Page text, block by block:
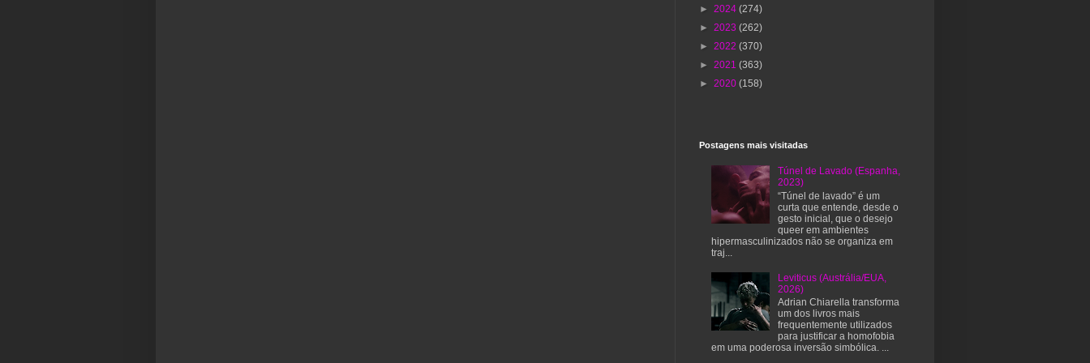
► 2024 (274)
► 2023 (262)
► 2022 (370)
► 2021 (363)
► 2020 (158)
Postagens mais visitadas
Túnel de Lavado (Espanha,
2023)
“Túnel de lavado” é um
curta que entende, desde o
gesto inicial, que o desejo
queer em ambientes
hipermasculinizados não se organiza em
traj...
Leviticus (Austrália/EUA,
2026)
Adrian Chiarella transforma
um dos livros mais
frequentemente utilizados
para justificar a homofobia
em uma poderosa inversão simbólica. ...